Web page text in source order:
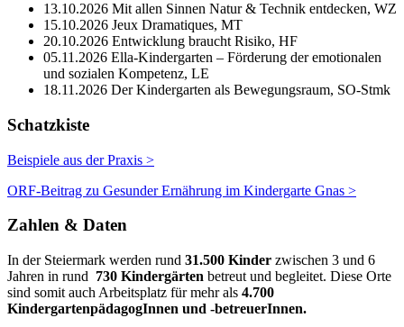
13.10.2026 Mit allen Sinnen Natur & Technik entdecken, WZ
15.10.2026 Jeux Dramatiques, MT
20.10.2026 Entwicklung braucht Risiko, HF
05.11.2026 Ella-Kindergarten – Förderung der emotionalen
und sozialen Kompetenz, LE
18.11.2026 Der Kindergarten als Bewegungsraum, SO-Stmk
Schatzkiste
Beispiele aus der Praxis >
ORF-Beitrag zu Gesunder Ernährung im Kindergarte Gnas >
Zahlen & Daten
In der Steiermark werden rund 31.500 Kinder zwischen 3 und 6
Jahren in rund 730 Kindergärten betreut und begleitet. Diese Orte
sind somit auch Arbeitsplatz für mehr als 4.700
KindergartenpädagogInnen und -betreuerInnen.